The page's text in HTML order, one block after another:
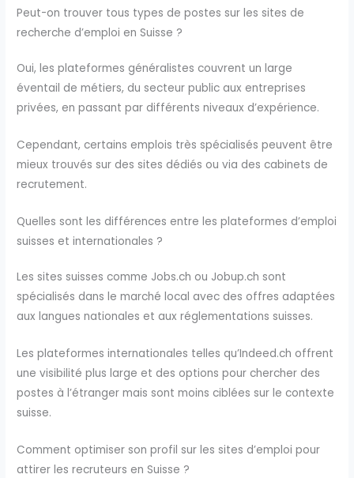
Peut-on trouver tous types de postes sur les sites de
recherche d’emploi en Suisse ?
Oui, les plateformes généralistes couvrent un large
éventail de métiers, du secteur public aux entreprises
privées, en passant par différents niveaux d’expérience.
Cependant, certains emplois très spécialisés peuvent être
mieux trouvés sur des sites dédiés ou via des cabinets de
recrutement.
Quelles sont les différences entre les plateformes d’emploi
suisses et internationales ?
Les sites suisses comme Jobs.ch ou Jobup.ch sont
spécialisés dans le marché local avec des offres adaptées
aux langues nationales et aux réglementations suisses.
Les plateformes internationales telles qu’Indeed.ch offrent
une visibilité plus large et des options pour chercher des
postes à l’étranger mais sont moins ciblées sur le contexte
suisse.
Comment optimiser son profil sur les sites d’emploi pour
attirer les recruteurs en Suisse ?